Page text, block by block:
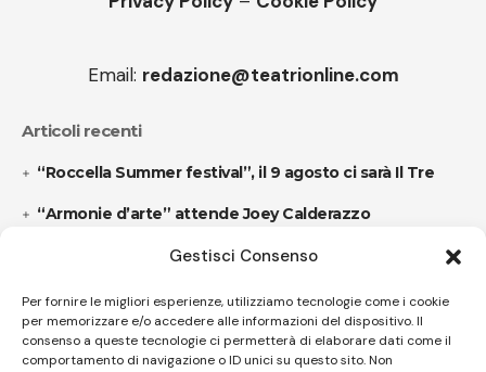
Gestisci Consenso
Per fornire le migliori esperienze, utilizziamo tecnologie come i cookie
per memorizzare e/o accedere alle informazioni del dispositivo. Il
consenso a queste tecnologie ci permetterà di elaborare dati come il
comportamento di navigazione o ID unici su questo sito. Non
Email: redazione@teatrionline.com
Articoli recenti
“Roccella Summer festival”, il 9 agosto ci sarà Il Tre
“Armonie d’arte” attende Joey Calderazzo
Follow US
© A.C.I.D.I. Associazione Culturale Informazione Diffusione Innovazione